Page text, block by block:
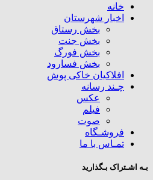
خانه
اخبار شهرستان
بخش رستاق
بخش جنت
بخش فورگ
بخش فسارود
افلاکیان خاکی پوش
چـند رسانه
عکس
فیلم
صوت
فروشـگاه
تمـاس با ما
بـه اشـتراک بـگذارید